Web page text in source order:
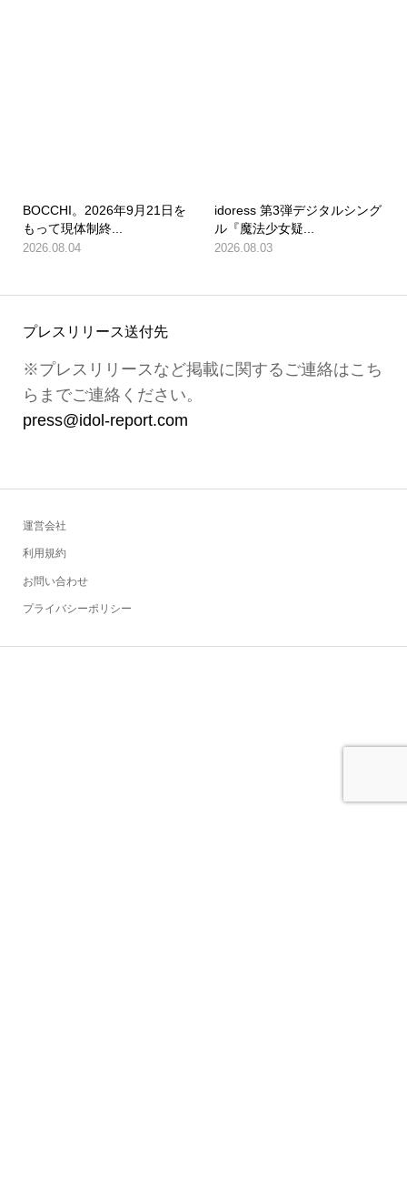
BOCCHI。2026年9月21日を
もって現体制終...
2026.08.04
idoress 第3弾デジタルシング
ル『魔法少女疑...
2026.08.03
プレスリリース送付先
※プレスリリースなど掲載に関するご連絡はこち
らまでご連絡ください。
press@idol-report.com
運営会社
利用規約
お問い合わせ
プライバシーポリシー